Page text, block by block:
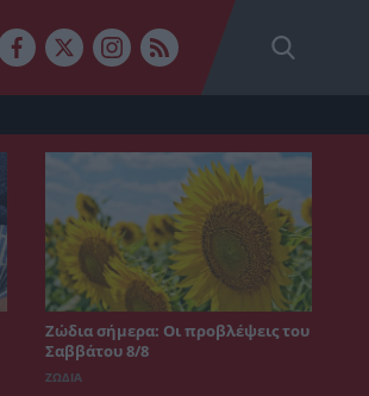
Ζώδια σήμερα: Οι προβλέψεις του
Σαββάτου 8/8
ΖΩΔΙΑ